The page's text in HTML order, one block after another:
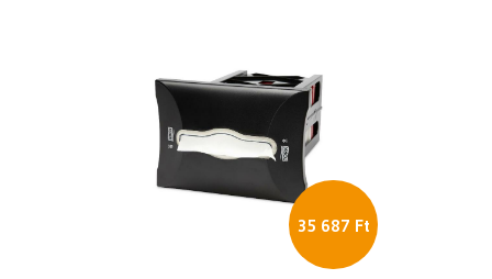
35 687 Ft